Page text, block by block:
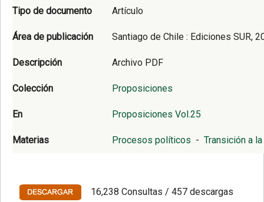
Tipo de documento Artículo
Área de publicación Santiago de Chile : Ediciones SUR,
Descripción Archivo PDF
Colección Proposiciones
En Proposiciones Vol.25
Materias Procesos políticos - Transición a
16,238 Consultas / 457 descargas